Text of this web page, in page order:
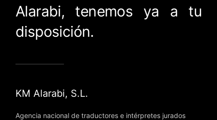
Alarabi, tenemos ya a tu
disposición.
KM Alarabi, S.L.
Agencia nacional de traductores e intérpretes jurados